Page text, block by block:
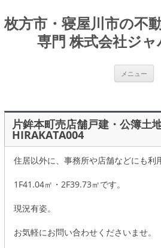
枚方市・寝屋川市の不
専門 株式会社ジ
メニュー
片鉾本町売店舗戸建・公簿土
HIRAKATA004
住居以外に、事務所や店舗などにも
1F41.04㎡・2F39.73㎡です。
現況有姿。
お気軽にお問い合わせくださいませ。